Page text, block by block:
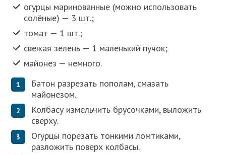
огурцы маринованные (можно использовать
солёные) — 3 шт.;
томат — 1 шт.;
свежая зелень — 1 маленький пучок;
майонез — немного.
Батон разрезать пополам, смазать
майонезом.
Колбасу измельчить брусочками, выложить
сверху.
Огурцы порезать тонкими ломтиками,
разложить поверх колбасы.